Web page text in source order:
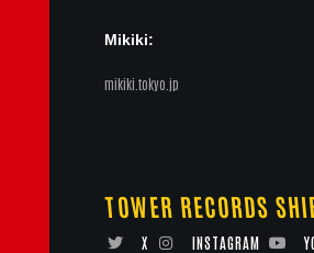
Mikiki:
mikiki.tokyo.jp
TOWER RECORDS
X INSTAGRAM